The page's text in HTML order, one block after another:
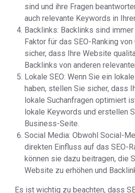
sind und ihre Fragen
auch relevante Keywords in
Backlinks: Backlinks sind
Faktor für das SEO-Ranking
sicher, dass Ihre Website
Backlinks von anderen
Lokale SEO: Wenn Sie ein
haben, stellen Sie sicher, dass
lokale Suchanfragen optimiert
lokale Keywords und erstellen
Business-Seite.
Social Media: Obwohl Social-
direkten Einfluss auf das SEO-
können sie dazu beitragen, die
Website zu erhöhen und
Es ist wichtig zu beachten, dass